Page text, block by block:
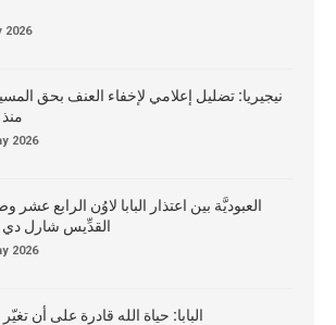
2026
نيجيريا: تضليل إعلامي لإخفاء العنف بحق
2026
العبوديَّة بين اعتذار البابا لاوُن الرابع عشر
القدِّيس شارل دي
2026
البابا: حياة الله قادرة على أن تغيّر